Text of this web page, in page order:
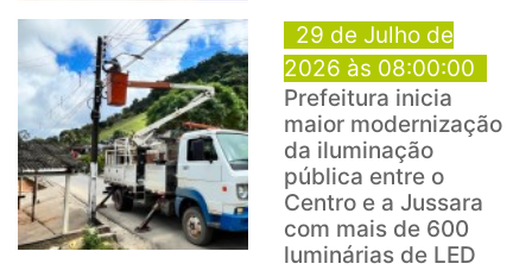
29 de Julho de
2026 às 08:00:00
Prefeitura inicia
maior modernização
da iluminação
pública entre o
Centro e a Jussara
com mais de 600
luminárias de LED